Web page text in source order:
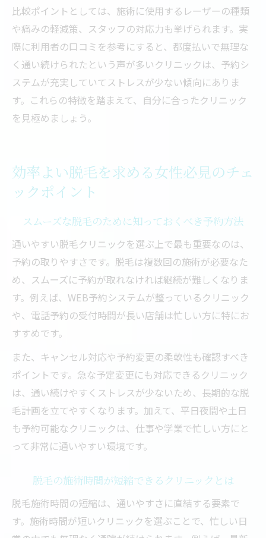
比較ポイントとしては、施術に使用するレーザーの種類
や痛みの軽減策、スタッフの対応力も挙げられます。実
際に利用者の口コミを参考にすると、都度払いで無理な
く通い続けられたという声が多いクリニックは、予約シ
ステムが充実していてストレスが少ない傾向にありま
す。これらの特徴を踏まえて、自分に合ったクリニック
を見極めましょう。
効率よい脱毛を求める女性必見のチェ
ックポイント
スムーズな脱毛のために知っておくべき予約方法
通いやすい脱毛クリニックを選ぶ上で最も重要なのは、
予約の取りやすさです。脱毛は複数回の施術が必要なた
め、スムーズに予約が取れなければ継続が難しくなりま
す。例えば、WEB予約システムが整っているクリニック
や、電話予約の受付時間が長い店舗は忙しい方に特にお
すすめです。
また、キャンセル対応や予約変更の柔軟性も確認すべき
ポイントです。急な予定変更にも対応できるクリニック
は、通い続けやすくストレスが少ないため、長期的な脱
毛計画を立てやすくなります。加えて、平日夜間や土日
も予約可能なクリニックは、仕事や学業で忙しい方にと
って非常に通いやすい環境です。
脱毛の施術時間が短縮できるクリニックとは
脱毛施術時間の短縮は、通いやすさに直結する要素で
す。施術時間が短いクリニックを選ぶことで、忙しい日